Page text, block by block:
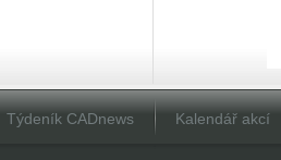
Týdeník CADnews Kalendář akcí